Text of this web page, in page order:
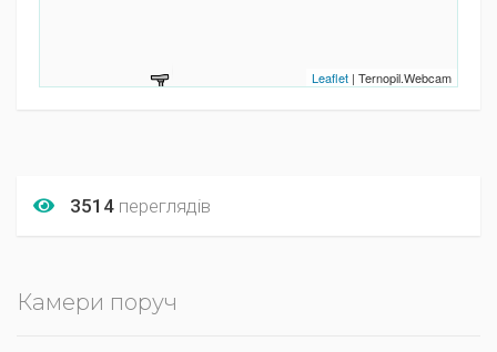
Leaflet | Ternopil.Webcam
3514 переглядів
Камери поруч